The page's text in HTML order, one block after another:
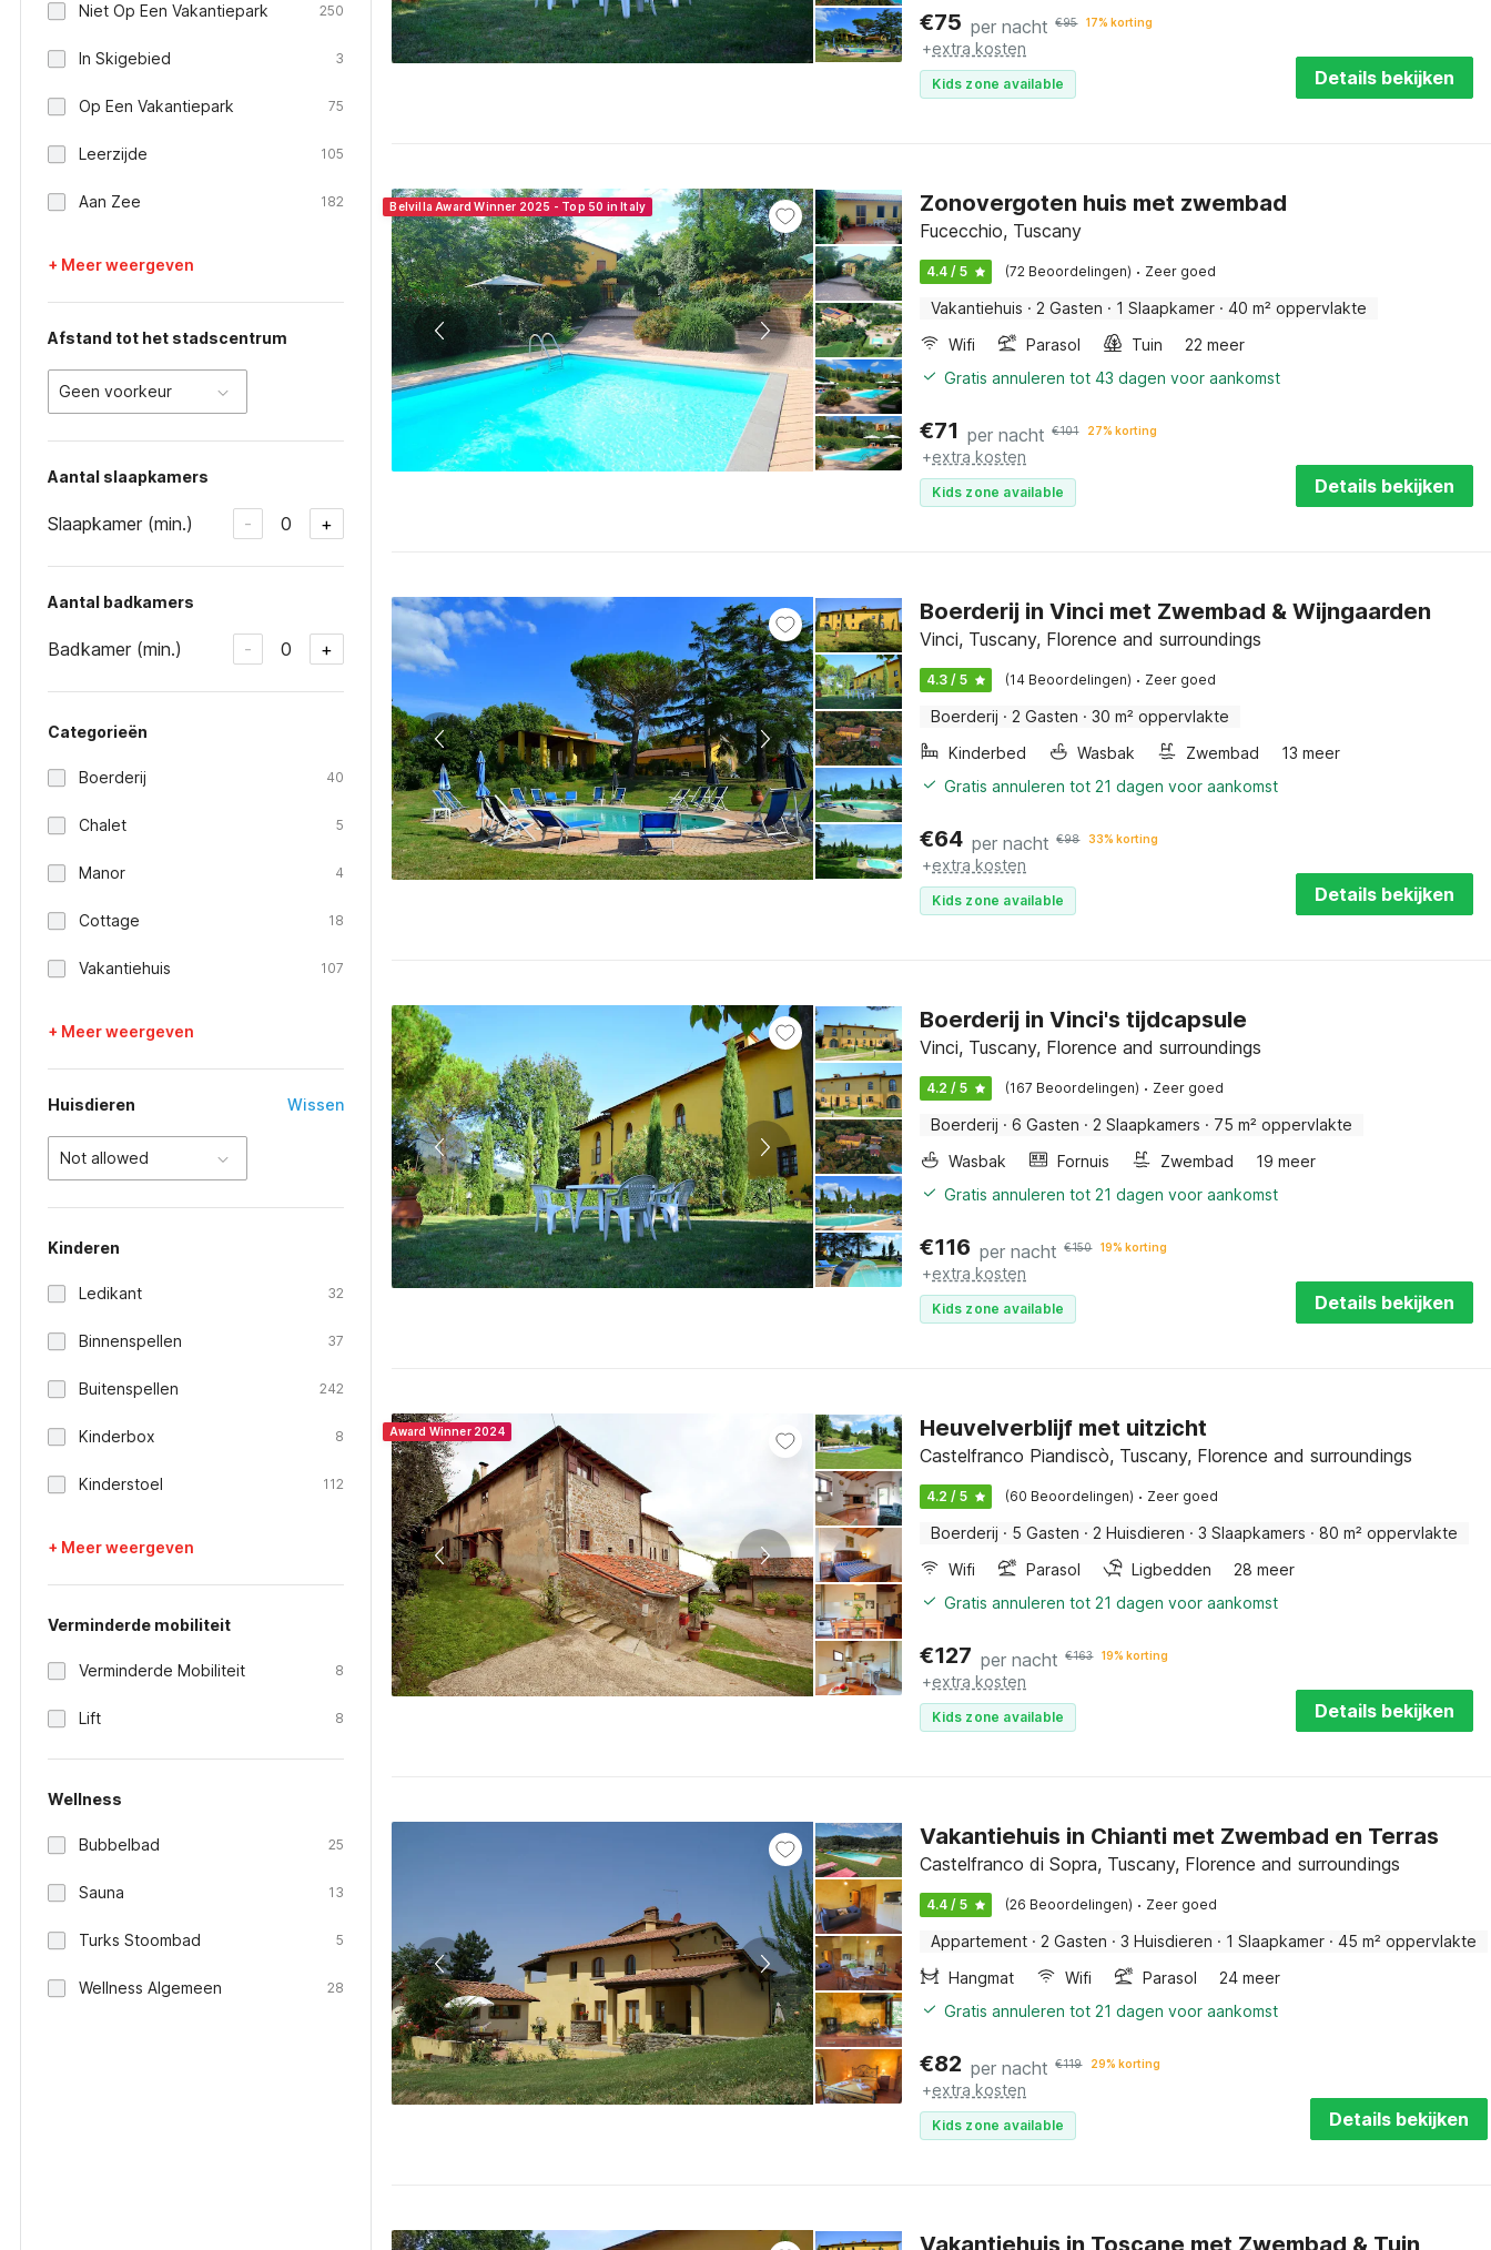
Niet Op Een Vakantiepark 250
In Skigebied 3
Op Een Vakantiepark 75
Leerzijde 105
Aan Zee 182
+ Meer weergeven
Afstand tot het stadscentrum
Geen voorkeur
Aantal slaapkamers
Slaapkamer (min.) - 0 +
Aantal badkamers
Badkamer (min.) - 0 +
Categorieën
Boerderij 40
Chalet 5
Manor 4
Cottage 18
Vakantiehuis 107
+ Meer weergeven
Huisdieren Wissen
Not allowed
Kinderen
Ledikant 32
Binnenspellen 37
Buitenspellen 242
Kinderbox 8
Kinderstoel 112
+ Meer weergeven
Verminderde mobiliteit
Verminderde Mobiliteit 8
Lift 8
Wellness
Bubbelbad 25
Sauna 13
Turks Stoombad 5
Wellness Algemeen 28
€75 per nacht €95 17% korting
+extra kosten
Kids zone available Details bekijken
Belvilla Award Winner 2025 - Top 50 in Italy Zonovergoten huis met zwembad
Fucecchio, Tuscany
4.4 / 5 (72 Beoordelingen) · Zeer goed
Vakantiehuis · 2 Gasten · 1 Slaapkamer · 40 m² oppervlakte
Wifi
Parasol Tuin
22 meer
Gratis annuleren tot 43 dagen voor aankomst
€71 per nacht €101 27% korting
+extra kosten
Kids zone available Details bekijken
Boerderij in Vinci met Zwembad & Wijngaarden
Vinci, Tuscany, Florence and surroundings
4.3 / 5 (14 Beoordelingen) · Zeer goed
Boerderij · 2 Gasten · 30 m² oppervlakte
Kinderbed
Wasbak Zwembad
13 meer
Gratis annuleren tot 21 dagen voor aankomst
€64 per nacht €98 33% korting
+extra kosten
Kids zone available Details bekijken
Boerderij in Vinci's tijdcapsule
Vinci, Tuscany, Florence and surroundings
4.2 / 5 (167 Beoordelingen) · Zeer goed
Boerderij · 6 Gasten · 2 Slaapkamers · 75 m² oppervlakte
Wasbak
Fornuis Zwembad
19 meer
Gratis annuleren tot 21 dagen voor aankomst
€116 per nacht €150 19% korting
+extra kosten
Kids zone available Details bekijken
Award Winner 2024 Heuvelverblijf met uitzicht
Castelfranco Piandiscò, Tuscany, Florence and surroundings
4.2 / 5 (60 Beoordelingen) · Zeer goed
Boerderij · 5 Gasten · 2 Huisdieren · 3 Slaapkamers · 80 m² oppervlakte
Wifi
Parasol Ligbedden
28 meer
Gratis annuleren tot 21 dagen voor aankomst
€127 per nacht €163 19% korting
+extra kosten
Kids zone available Details bekijken
Vakantiehuis in Chianti met Zwembad en Terras
Castelfranco di Sopra, Tuscany, Florence and surroundings
4.4 / 5 (26 Beoordelingen) · Zeer goed
Appartement · 2 Gasten · 3 Huisdieren · 1 Slaapkamer · 45 m² oppervlakte
Hangmat
Wifi Parasol
24 meer
Gratis annuleren tot 21 dagen voor aankomst
€82 per nacht €119 29% korting
+extra kosten
Kids zone available Details bekijken
Vakantiehuis in Toscane met Zwembad & Tuin